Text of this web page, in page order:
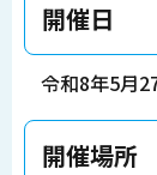
開催日
令和8年5月
開催場所